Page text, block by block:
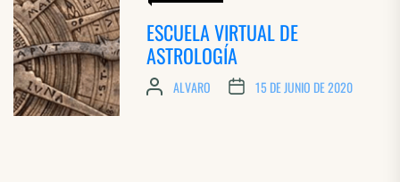
ESCUELA VIRTUAL DE
ASTROLOGÍA
ALVARO 15 DE JUNIO DE 2020